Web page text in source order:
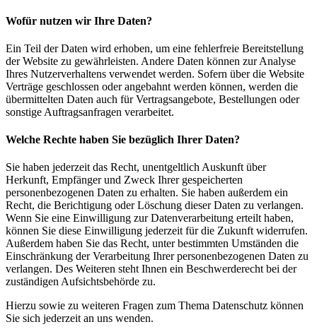
Wofür nutzen wir Ihre Daten?
Ein Teil der Daten wird erhoben, um eine fehlerfreie Bereitstellung
der Website zu gewährleisten. Andere Daten können zur Analyse
Ihres Nutzerverhaltens verwendet werden. Sofern über die Website
Verträge geschlossen oder angebahnt werden können, werden die
übermittelten Daten auch für Vertragsangebote, Bestellungen oder
sonstige Auftragsanfragen verarbeitet.
Welche Rechte haben Sie bezüglich Ihrer Daten?
Sie haben jederzeit das Recht, unentgeltlich Auskunft über
Herkunft, Empfänger und Zweck Ihrer gespeicherten
personenbezogenen Daten zu erhalten. Sie haben außerdem ein
Recht, die Berichtigung oder Löschung dieser Daten zu verlangen.
Wenn Sie eine Einwilligung zur Datenverarbeitung erteilt haben,
können Sie diese Einwilligung jederzeit für die Zukunft widerrufen.
Außerdem haben Sie das Recht, unter bestimmten Umständen die
Einschränkung der Verarbeitung Ihrer personenbezogenen Daten zu
verlangen. Des Weiteren steht Ihnen ein Beschwerderecht bei der
zuständigen Aufsichtsbehörde zu.
Hierzu sowie zu weiteren Fragen zum Thema Datenschutz können
Sie sich jederzeit an uns wenden.